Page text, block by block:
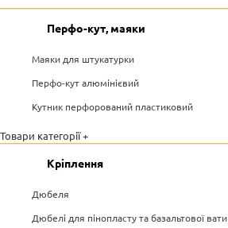
Перфо-кут, маяки
Маяки для штукатурки
Перфо-кут алюмінієвий
Кутник перфорований пластиковий
Товари категорії +
Кріплення
Дюбеля
Дюбелі для пінопласту та базальтової вати